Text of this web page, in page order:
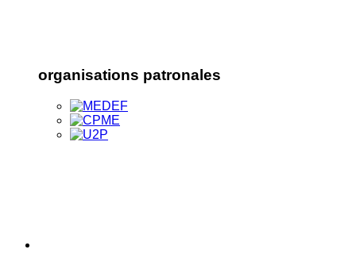
organisations patronales